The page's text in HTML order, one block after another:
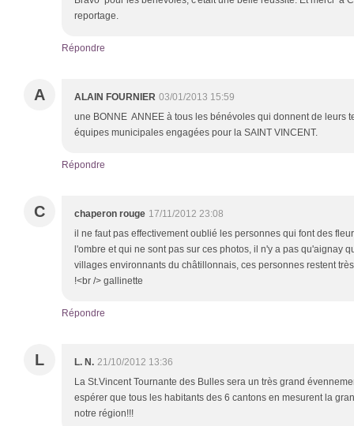
reportage.
Répondre
A ALAIN FOURNIER 03/01/2013 15:59
une BONNE ANNEE à tous les bénévoles qui donnent de leurs
équipes municipales engagées pour la SAINT VINCENT.
Répondre
C chaperon rouge 17/11/2012 23:08
il ne faut pas effectivement oublié les personnes qui font des
l'ombre et qui ne sont pas sur ces photos, il n'y a pas qu'aignay
villages environnants du châtillonnais, ces personnes restent
!<br /> gallinette
Répondre
L L. N. 21/10/2012 13:36
La St.Vincent Tournante des Bulles sera un très grand
espérer que tous les habitants des 6 cantons en mesurent la
notre région!!!